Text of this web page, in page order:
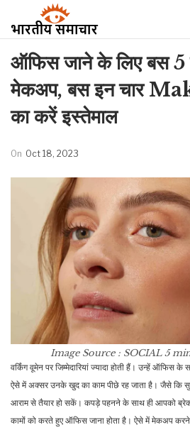
ऑफिस जाने के लिए बस 5
मेकअप, बस इन चार
का करें इस्तेमाल
On Oct 18, 2023
Image Source : SOCIAL5
वर्किंग वूमेन पर जिम्मेदारियां ज्यादा होती हैं। उन्हें ऑफिस के
ऐसे में अक्सर उनके खुद का काम पीछे रह जाता है। जैसे कि
आराम से तैयार हो सकें। कपड़े पहनने के साथ ही आपको
कामों को करते हुए ऑफिस जाना होता है। ऐसे में मेकअप